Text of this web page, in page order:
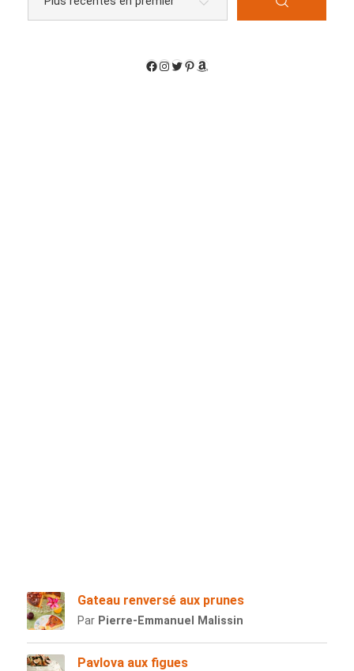
Gateau renversé aux prunes
Par Pierre-Emmanuel Malissin
Pavlova aux figues